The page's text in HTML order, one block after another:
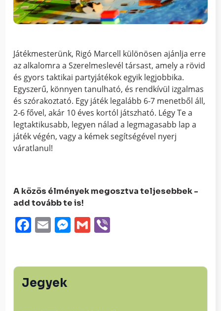
Játékmesterünk, Rigó Marcell különösen ajánlja erre
az alkalomra a Szerelmeslevél társast, amely a rövid
és gyors taktikai partyjátékok egyik legjobbika.
Egyszerű, könnyen tanulható, és rendkívül izgalmas
és szórakoztató. Egy játék legalább 6-7 menetből áll,
2-6 fővel, akár 10 éves kortól játszható. Légy Te a
legtaktikusabb, legyen nálad a legmagasabb lap a
játék végén, vagy a kémek segítségével nyerj
váratlanul!
A közös élmények megosztva teljesebbek -
add tovább te is!
Facebook
EmailMessenger
Gmail
Jegyek